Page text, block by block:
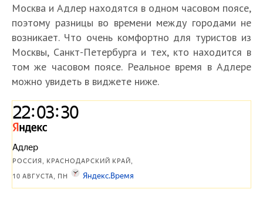
Москва и Адлер находятся в одном часовом поясе,
поэтому разницы во времени между городами не
возникает. Что очень комфортно для туристов из
Москвы, Санкт-Петербурга и тех, кто находится в
том же часовом поясе. Реальное время в Адлере
можно увидеть в виджете ниже.